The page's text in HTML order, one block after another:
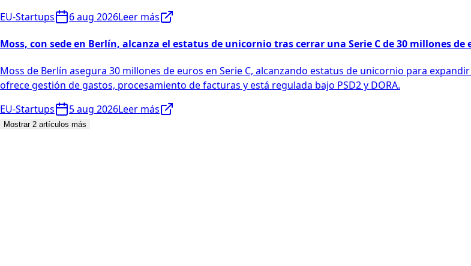
EU-Startups
6 aug 2026Leer más
Moss, con sede en Berlín, alcanza el estatus de unicornio tras cerrar una Serie C de 30 millones
Moss de Berlín asegura 30 millones de euros en Serie C, alcanzando estatus de unicornio para
ofrece gestión de gastos, procesamiento de facturas y está regulada bajo PSD2 y DORA.
EU-Startups
5 aug 2026Leer más
Mostrar 2 artículos más